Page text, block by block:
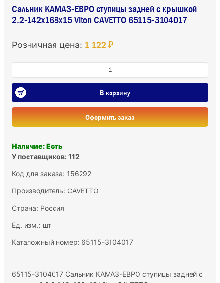
Сальник КАМАЗ-ЕВРО ступицы задней с крышкой
2.2-142х168х15 Viton CAVETTO 65115-3104017
Розничная цена: 1 122 ₽
В корзину
Оформить заказ
Наличие: Есть
У поставщиков: 112
Код для заказа: 156292
Производитель: CAVETTO
Страна: Россия
Ед. изм.: шт
Каталожный номер: 65115-3104017
65115-3104017 Сальник КАМАЗ-ЕВРО ступицы задней с